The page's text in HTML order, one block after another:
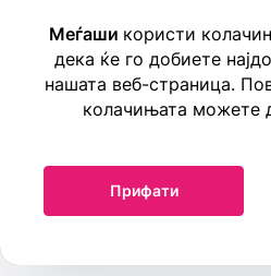
Оперативен орган на
светот Меѓаши – Република
Оперативниот колегиум.
Оперативниот директор
Оперативниот колегиум:
Меѓаши користи
дека ќе го добиете
нашата веб-страница.
колачињата можете
Прифати